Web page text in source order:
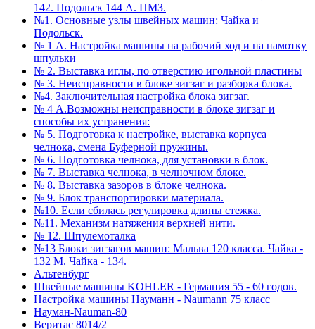
142. Подольск 144 А. ПМЗ.
№1. Основные узлы швейных машин: Чайка и
Подольск.
№ 1 А. Настройка машины на рабочий ход и на намотку
шпульки
№ 2. Выставка иглы, по отверстию игольной пластины
№ 3. Неисправности в блоке зигзаг и разборка блока.
№4. Заключительная настройка блока зигзаг.
№ 4 А.Возможны неисправности в блоке зигзаг и
способы их устранения:
№ 5. Подготовка к настройке, выставка корпуса
челнока, смена Буферной пружины.
№ 6. Подготовка челнока, для установки в блок.
№ 7. Выставка челнока, в челночном блоке.
№ 8. Выставка зазоров в блоке челнока.
№ 9. Блок транспортировки материала.
№10. Если сбилась регулировка длины стежка.
№11. Механизм натяжения верхней нити.
№ 12. Шпулемоталка
№13 Блоки зигзагов машин: Мальва 120 класса. Чайка -
132 М. Чайка - 134.
Альтенбург
Швейные машины KOHLER - Германия 55 - 60 годов.
Настройка машины Науманн - Naumann 75 класс
Науман-Nauman-80
Веритас 8014/2